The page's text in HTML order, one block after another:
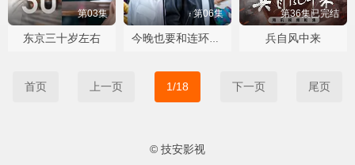
第03集
东京三十岁左右
第06集 第36集已完结
兵自风中来
首页 上一页 1/18 下一页 尾页
© 技安影视